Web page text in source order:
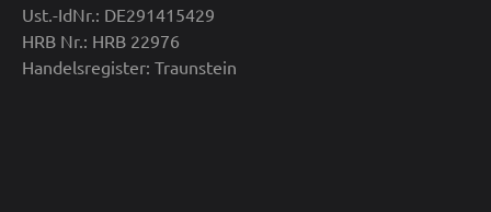
Ust.-IdNr.: DE291415429
HRB Nr.: HRB 22976
Handelsregister: Traunstein